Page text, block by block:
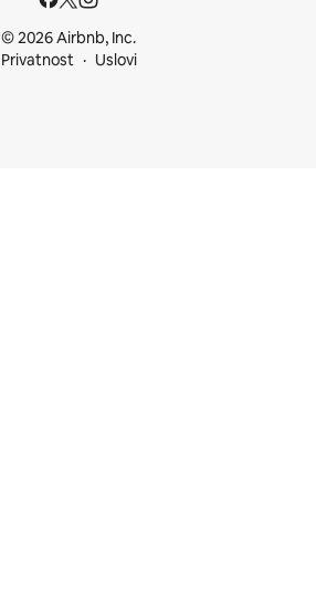
© 2026 Airbnb, Inc.
Privatnost
Uslovi